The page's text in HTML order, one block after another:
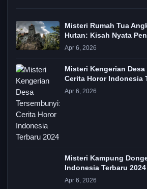
Misteri Rumah Tua
Hutan: Kisah Nyata
Apr 6, 2026
Misteri Kengerian
Cerita Horor Indonesia
Apr 6, 2026
Misteri Kampung
Indonesia Terbaru
Apr 6, 2026